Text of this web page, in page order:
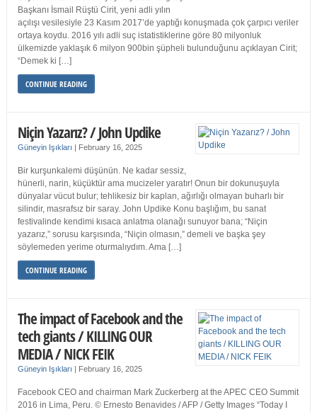
Başkanı İsmail Rüştü Cirit, yeni adli yılın
açılışı vesilesiyle 23 Kasım 2017’de yaptığı konuşmada çok çarpıcı veriler
ortaya koydu. 2016 yılı adli suç istatistiklerine göre 80 milyonluk
ülkemizde yaklaşık 6 milyon 900bin şüpheli bulunduğunu açıklayan Cirit;
“Demek ki […]
CONTINUE READING
Niçin Yazarız? / John Updike
Güneyin Işıkları | February 16, 2025
Bir kurşunkalemi düşünün. Ne kadar sessiz,
hünerli, narin, küçüktür ama mucizeler yaratır! Onun bir dokunuşuyla
dünyalar vücut bulur; tehlikesiz bir kaplan, ağırlığı olmayan buharlı bir
silindir, masrafsız bir saray. John Updike Konu başlığım, bu sanat
festivalinde kendimi kısaca anlatma olanağı sunuyor bana; “Niçin
yazarız,” sorusu karşısında, “Niçin olmasın,” demeli ve başka şey
söylemeden yerime oturmalıydım. Ama […]
CONTINUE READING
The impact of Facebook and the
tech giants / KILLING OUR
MEDIA / NICK FEIK
Güneyin Işıkları | February 16, 2025
Facebook CEO and chairman Mark Zuckerberg at the APEC CEO Summit
2016 in Lima, Peru. © Ernesto Benavides / AFP / Getty Images “Today I